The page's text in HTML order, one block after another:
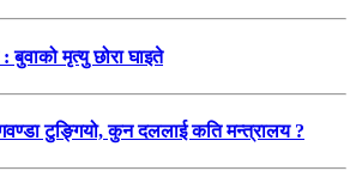
: बुवाको मृत्यु छोरा घाइते
टुङ्गियो, कुन दललाई कति मन्त्रालय ?